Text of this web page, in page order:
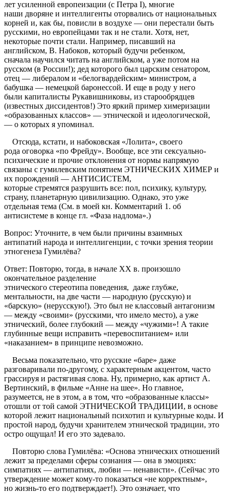
лет усиленной европеизации (с Петра I), многие
наши дворяне и интеллигенты оторвались от национальных
корней и, как бы, повисли в воздухе — они перестали быть
русскими, но европейцами так и не стали. Хотя, нет,
некоторые почти стали. Например, писавший на
английском, В. Набоков, который будучи ребенком,
сначала научился читать на английском, а уже потом на
русском (в России!); дед которого был царским сенатором,
отец — либералом и «белогвардейским» министром, а
бабушка — немецкой баронессой. И еще в роду у него
были капиталисты Рукавишниковы, из старообрядцев
(известных диссидентов!) Это яркий пример химеризации
«образованных классов» — этнической и идеологической,
— о которых я упоминал.
Отсюда, кстати, и набоковская «Лолита», своего
рода оговорка «по Фрейду». Вообще, все эти сексуально-
психические и прочие отклонения от нормы напрямую
связаны с гумилевским понятием ЭТНИЧЕСКИХ ХИМЕР и
их порождений — АНТИСИСТЕМ,
которые стремятся разрушить все: пол, психику, культуру,
страну, планетарную цивилизацию. Однако, это уже
отдельная тема (См. в моей кн. Комментарий 1. об
антисистеме в конце гл. «Фаза надлома».)
Вопрос: Уточните, в чем были причины взаимных
антипатий народа и интеллигенции, с точки зрения теории
этногенеза Гумилёва?
Ответ: Повторю, тогда, в начале XX в. произошло
окончательное разделение
этнического стереотипа поведения, даже глубже,
ментальности, на две части — народную (русскую) и
«барскую» (нерусскую!). Это был не классовый антагонизм
— между «своими» (русскими, что имело место), а уже
этнический, более глубокий — между «чужими»! А такие
глубинные вещи исправить «перевоспитанием» или
«наказанием» в принципе невозможно.
Весьма показательно, что русские «баре» даже
разговаривали по-другому, с характерным акцентом, часто
грассируя и растягивая слова. Ну, примерно, как артист А.
Вертинский, в фильме «Анне на шее». Но главное,
разумеется, не в этом, а в том, что «образованные классы»
отошли от той самой ЭТНИЧЕСКОЙ ТРАДИЦИИ, в основе
которой лежит национальный психотип и культурные коды. И
простой народ, будучи хранителем этнической традиции, это
остро ощущал! И его это задевало.
Повторю слова Гумилёва: «Основа этнических отношений
лежит за пределами сферы сознания — она в эмоциях:
симпатиях — антипатиях, любви — ненависти». (Сейчас это
утверждение может кому-то показаться «не корректным»,
но жизнь-то его подтверждает!). Это означает, что